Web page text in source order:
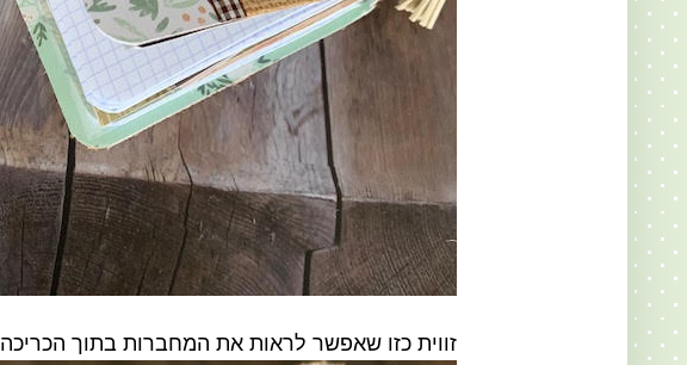
זווית כזו שאפשר לראות את המחברות בתוך הכריכה